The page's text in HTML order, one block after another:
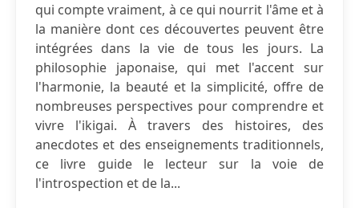
qui compte vraiment, à ce qui nourrit l'âme et à
la manière dont ces découvertes peuvent être
intégrées dans la vie de tous les jours. La
philosophie japonaise, qui met l'accent sur
l'harmonie, la beauté et la simplicité, offre de
nombreuses perspectives pour comprendre et
vivre l'ikigai. À travers des histoires, des
anecdotes et des enseignements traditionnels,
ce livre guide le lecteur sur la voie de
l'introspection et de la...